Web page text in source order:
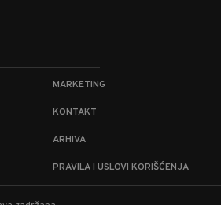
MARKETING
KONTAKT
ARHIVA
PRAVILA I USLOVI KORIŠĆENJA